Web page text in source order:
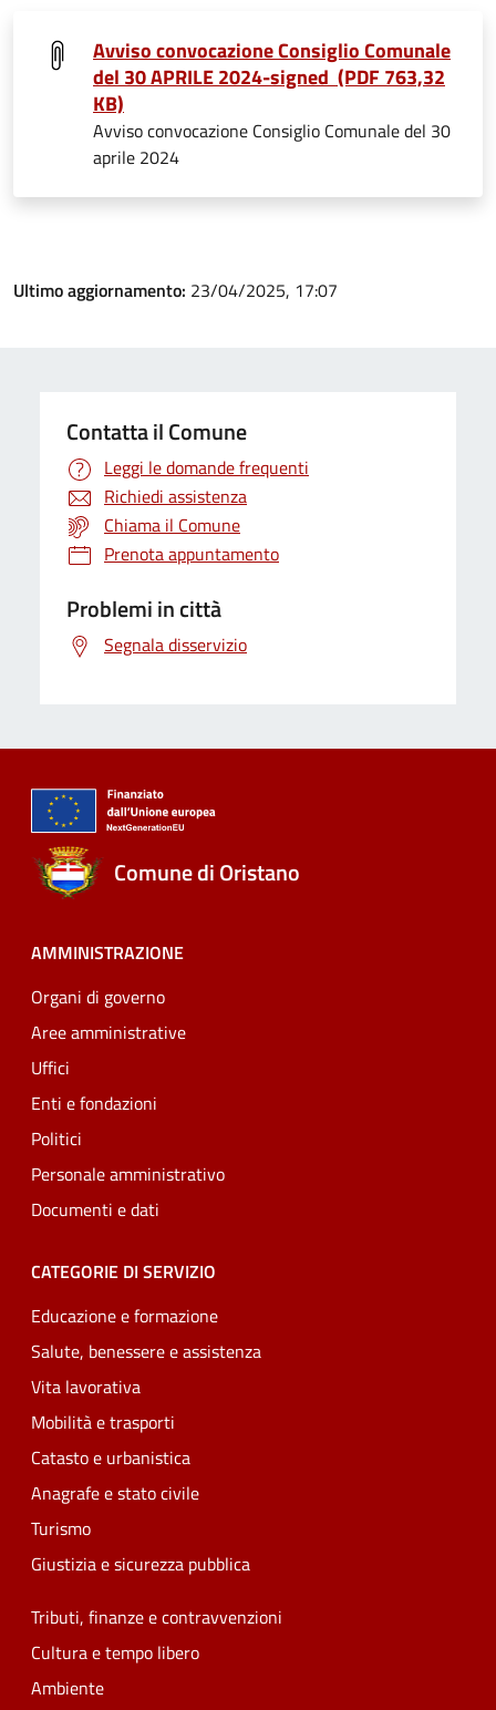
Avviso convocazione Consiglio Comunale
del 30 APRILE 2024-signed (PDF 763,32
KB)
Avviso convocazione Consiglio Comunale del 30
aprile 2024
Ultimo aggiornamento: 23/04/2025, 17:07
Contatta il Comune
Leggi le domande frequenti
Richiedi assistenza
Chiama il Comune
Prenota appuntamento
Problemi in città
Segnala disservizio
Comune di Oristano
AMMINISTRAZIONE
Organi di governo
Aree amministrative
Uffici
Enti e fondazioni
Politici
Personale amministrativo
Documenti e dati
CATEGORIE DI SERVIZIO
Educazione e formazione
Salute, benessere e assistenza
Vita lavorativa
Mobilità e trasporti
Catasto e urbanistica
Anagrafe e stato civile
Turismo
Giustizia e sicurezza pubblica
Tributi, finanze e contravvenzioni
Cultura e tempo libero
Ambiente